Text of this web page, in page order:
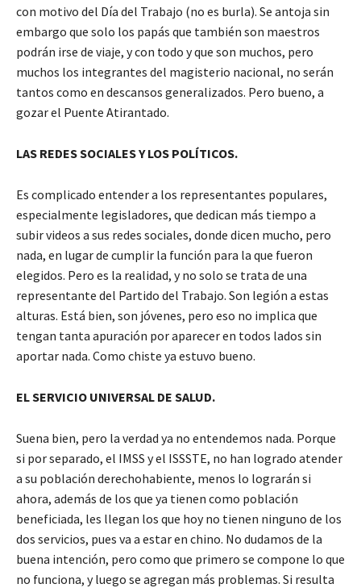
con motivo del Día del Trabajo (no es burla). Se antoja sin
embargo que solo los papás que también son maestros
podrán irse de viaje, y con todo y que son muchos, pero
muchos los integrantes del magisterio nacional, no serán
tantos como en descansos generalizados. Pero bueno, a
gozar el Puente Atirantado.
LAS REDES SOCIALES Y LOS POLÍTICOS.
Es complicado entender a los representantes populares,
especialmente legisladores, que dedican más tiempo a
subir videos a sus redes sociales, donde dicen mucho, pero
nada, en lugar de cumplir la función para la que fueron
elegidos. Pero es la realidad, y no solo se trata de una
representante del Partido del Trabajo. Son legión a estas
alturas. Está bien, son jóvenes, pero eso no implica que
tengan tanta apuración por aparecer en todos lados sin
aportar nada. Como chiste ya estuvo bueno.
EL SERVICIO UNIVERSAL DE SALUD.
Suena bien, pero la verdad ya no entendemos nada. Porque
si por separado, el IMSS y el ISSSTE, no han logrado atender
a su población derechohabiente, menos lo lograrán si
ahora, además de los que ya tienen como población
beneficiada, les llegan los que hoy no tienen ninguno de los
dos servicios, pues va a estar en chino. No dudamos de la
buena intención, pero como que primero se compone lo que
no funciona, y luego se agregan más problemas. Si resulta